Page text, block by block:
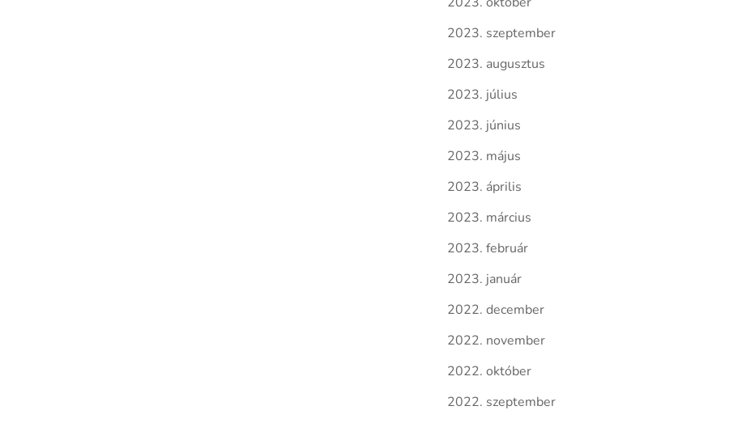
2023. szeptember
2023. augusztus
2023. július
2023. június
2023. május
2023. április
2023. március
2023. február
2023. január
2022. december
2022. november
2022. október
2022. szeptember